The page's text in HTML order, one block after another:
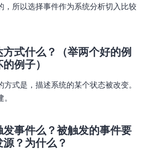
，所以选择事件作为系统分析切入比较
式什么？（举两个好的例
例子）
式是，描述系统的某个状态被改变。
事件么？被触发的事件要
？为什么？